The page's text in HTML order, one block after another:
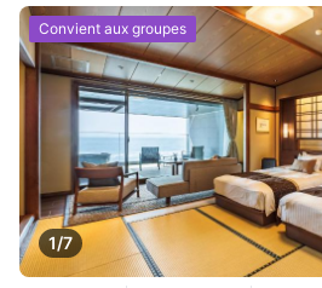
Terrace and Open-Air Bath)
1/7
Convient aux groupes